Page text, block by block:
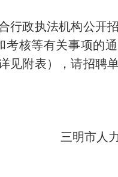
政执法机构公开招
核等有关事项的
见附表），请招聘
三明市人力